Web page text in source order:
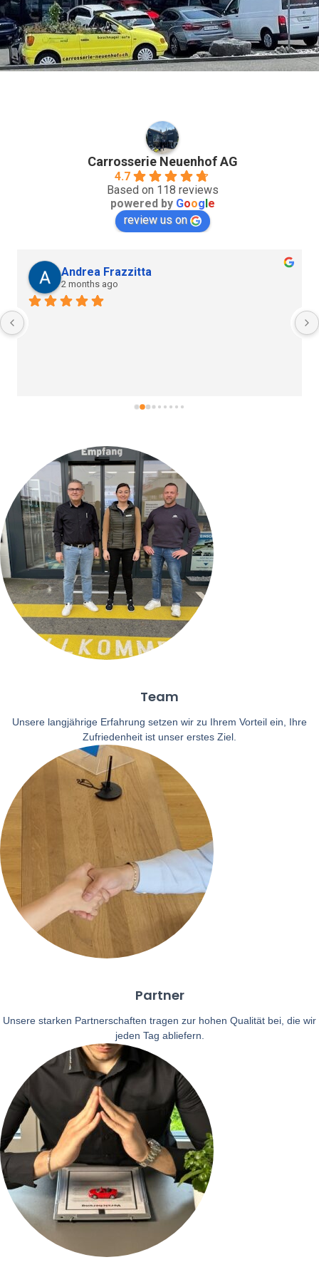
Carrosserie Neuenhof AG
4.7
Based on 118 reviews
powered by Google
review us on
Andrea Frazzitta
2 months ago
Team
Unsere langjährige Erfahrung setzen wir zu Ihrem Vorteil ein, Ihre
Zufriedenheit ist unser erstes Ziel.
Partner
Unsere starken Partnerschaften tragen zur hohen Qualität bei, die wir
jeden Tag abliefern.